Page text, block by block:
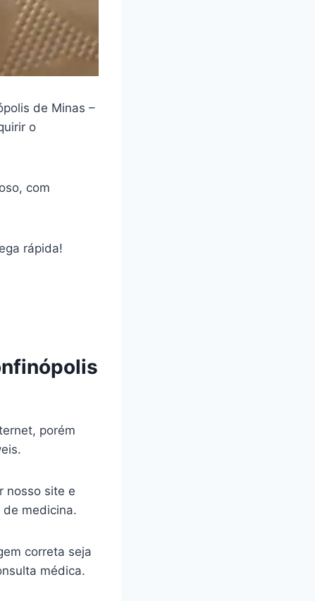
de Minas –
o
com
rápida!
porém
nosso site e
medicina.
correta seja
médica.